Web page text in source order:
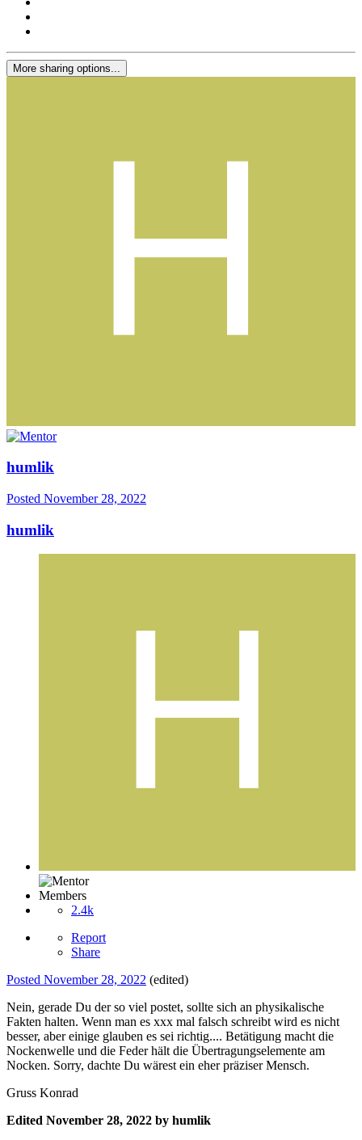
More sharing options...
humlik
Posted November 28, 2022
humlik
Members
2.4k
Report
Share
Posted November 28, 2022 (edited)
Nein, gerade Du der so viel postet, sollte sich an physikalische
Fakten halten. Wenn man es xxx mal falsch schreibt wird es nicht
besser, aber einige glauben es sei richtig.... Betätigung macht die
Nockenwelle und die Feder hält die Übertragungselemente am
Nocken. Sorry, dachte Du wärest ein eher präziser Mensch.
Gruss Konrad
Edited November 28, 2022 by humlik